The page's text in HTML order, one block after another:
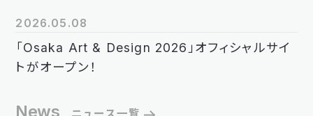
2026.05.08
「Osaka Art & Design 2026」オフィシャルサイ
トがオープン！
News